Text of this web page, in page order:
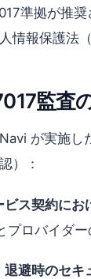
準拠が推
情報保護法
監査
が実施し
）：
ビス契約に
ロバイダー
退避時のセキ